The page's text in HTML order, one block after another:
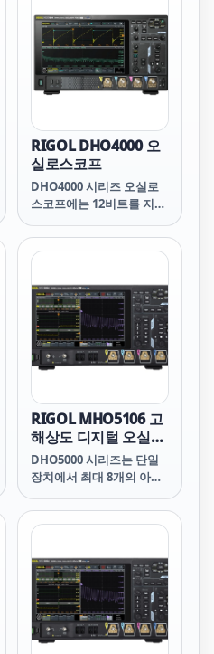
보다 16배 더 정확하고 명
확하게 파형을 캡처할 수
있습니다.
RIGOL DHO4000 오
실로스코프
DHO4000 시리즈 오실로
스코프에는 12비트를 지원
"Centarus: 칩셋이 장착
되어 있습니다. 이를 통해 8
보다 16배 더 정확하고 명
확하게 파형을 캡처할 수
있습니다.
RIGOL MHO5106 고
해상도 디지털 오실로
스코프
DHO5000 시리즈는 단일
장치에서 최대 8개의 아날
여, 전력 순서 테스트, 3상
전력 분석, 모터 테스트, 3
양한 다채널 테스트 응용
프로그램을 처리할 수 있습
니다.